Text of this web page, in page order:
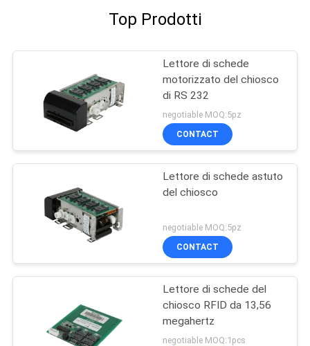
Top Prodotti
Lettore di schede
motorizzato del chiosco
di RS 232
negotiable MOQ:5pz
CONTACT
Lettore di schede astuto
del chiosco
negotiable MOQ:5pz
CONTACT
Lettore di schede del
chiosco RFID da 13,56
megahertz
negotiable MOQ:1pcs